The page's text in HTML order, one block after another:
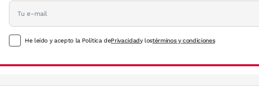
He leído y acepto la Política dePrivacidady lostérminos y condiciones